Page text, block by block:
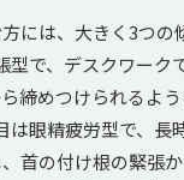
には、大きく3つの
型で、デスクワーク
締めつけられるよ
は眼精疲労型で、長
首の付け根の緊張